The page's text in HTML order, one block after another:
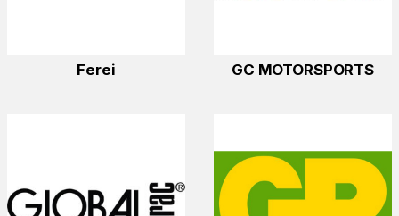
Ferei GC MOTORSPORTS